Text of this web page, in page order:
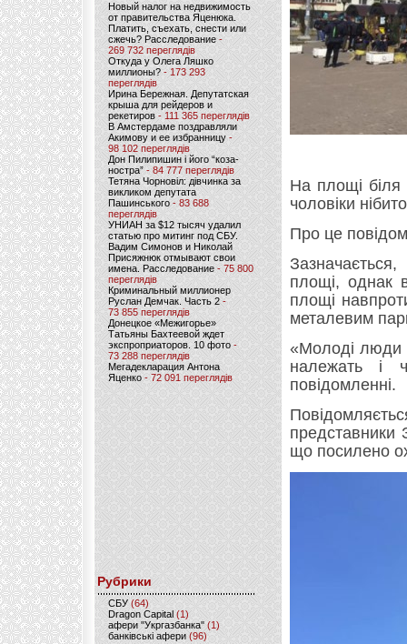
Новый налог на недвижимость
от правительства Яценюка.
Платить, съехать, снести или
сжечь? Расследование-
269 732 переглядів
Откуда у Олега Ляшко
миллионы? - 173 293
переглядів
Ирина Бережная. Депутатская
крыша для рейдеров и
рекетиров - 111 365 переглядів
В Амстердаме поздравляли
Акимову и ее избранницу -
98 102 переглядів
Дон Пилипишин і його “коза-
ностра” - 84 777 переглядів
Тетяна Чорновіл: дівчинка за
викликом депутата
Пашинського- 83 688
переглядів
УНИАН за $12 тысяч удалил
статью про митинг под СБУ.
Вадим Симонов и Николай
Присяжнюк отмывают свои
имена. Расследование - 75 800
переглядів
Криминальный миллионер
Руслан Демчак. Часть 2-
73 855 переглядів
Донецкое «Межигорье»
Татьяны Бахтеевой ждет
экспроприаторов. 10 фото -
73 288 переглядів
Мегадекларация Антона
Яценко - 72 091 переглядів
Рубрики
CБУ (64)
Dragon Capital (1)
афери "Укргазбанка" (1)
банківські афери (96)
На площі біля
чоловіки
Про це
площі, однак
площі
металевим
«Молоді люди
належать і
повідомленні.
представники
що посилено